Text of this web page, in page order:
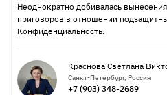
Неоднократно добивалась
приговоров в отношении
Конфиденциальность.
Краснова Светлана
Санкт-Петербург, Россия
+7 (903) 348-2689